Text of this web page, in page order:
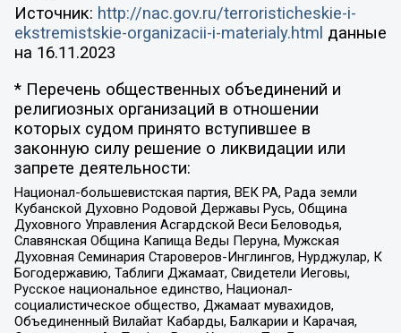
Источник: http://nac.gov.ru/terroristicheskie-i-
ekstremistskie-organizacii-i-materialy.html данные
на 16.11.2023
* Перечень общественных объединений и
религиозных организаций в отношении
которых судом принято вступившее в
законную силу решение о ликвидации или
запрете деятельности:
Национал-большевистская партия, ВЕК РА, Рада земли
Кубанской Духовно Родовой Державы Русь, Община
Духовного Управления Асгардской Веси Беловодья,
Славянская Община Капища Веды Перуна, Мужская
Духовная Семинария Староверов-Инглингов, Нурджулар, К
Богодержавию, Таблиги Джамаат, Свидетели Иеговы,
Русское национальное единство, Национал-
социалистическое общество, Джамаат мувахидов,
Объединенный Вилайат Кабарды, Балкарии и Карачая,